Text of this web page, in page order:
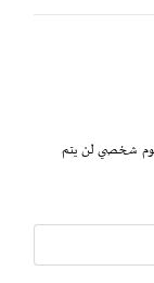
شخصي لن يتم